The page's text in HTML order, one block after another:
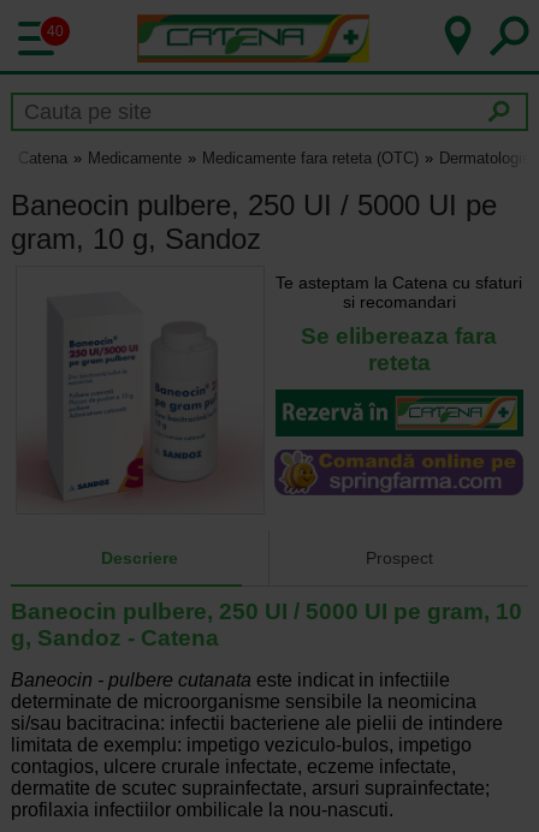
40
Catena Medicamente Medicamente fara reteta (OTC) Dermatologie
Baneocin pulbere, 250 UI / 5000 UI pe
gram, 10 g, Sandoz
Te asteptam la Catena cu sfaturi
si recomandari
Se elibereaza fara
reteta
Descriere Prospect
Baneocin pulbere, 250 UI / 5000 UI pe gram, 10
g, Sandoz - Catena
Baneocin - pulbere cutanata este indicat in infectiile
determinate de microorganisme sensibile la neomicina
si/sau bacitracina: infectii bacteriene ale pielii de intindere
limitata de exemplu: impetigo veziculo-bulos, impetigo
contagios, ulcere crurale infectate, eczeme infectate,
dermatite de scutec suprainfectate, arsuri suprainfectate;
profilaxia infectiilor ombilicale la nou-nascuti.